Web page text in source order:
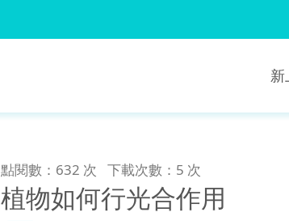
點閱數：632 次 下載次數：5 次
植物如何行光合作用